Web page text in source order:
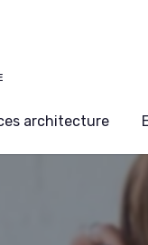
architecture